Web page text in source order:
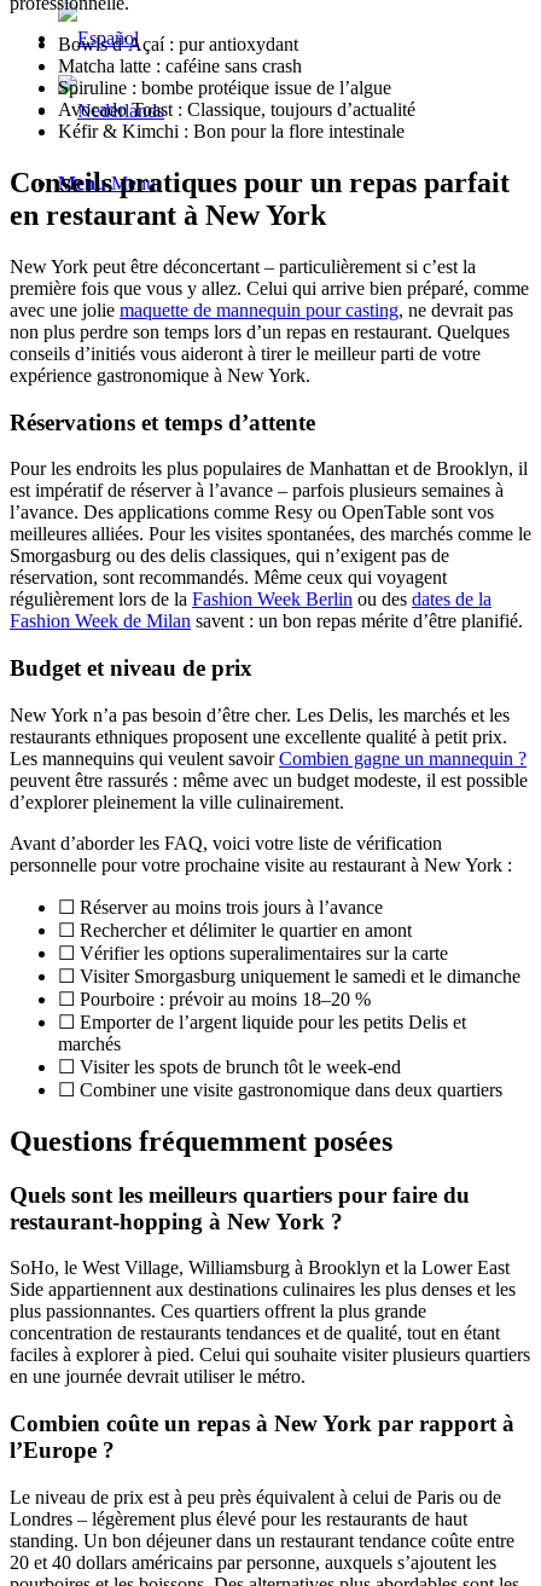
Menu Menu
Bowls d’Açaí : pur antioxydant
Matcha latte : caféine sans crash
Spiruline : bombe protéique issue de l’algue
Avocado Toast : Classique, toujours d’actualité
Kéfir & Kimchi : Bon pour la flore intestinale
Conseils pratiques pour un repas parfait
en restaurant à New York
New York peut être déconcertant – particulièrement si c’est la
première fois que vous y allez. Celui qui arrive bien préparé, comme
avec une jolie maquette de mannequin pour casting, ne devrait pas
non plus perdre son temps lors d’un repas en restaurant. Quelques
conseils d’initiés vous aideront à tirer le meilleur parti de votre
expérience gastronomique à New York.
Réservations et temps d’attente
Pour les endroits les plus populaires de Manhattan et de Brooklyn, il
est impératif de réserver à l’avance – parfois plusieurs semaines à
l’avance. Des applications comme Resy ou OpenTable sont vos
meilleures alliées. Pour les visites spontanées, des marchés comme le
Smorgasburg ou des delis classiques, qui n’exigent pas de
réservation, sont recommandés. Même ceux qui voyagent
régulièrement lors de la Fashion Week Berlin ou des dates de la
Fashion Week de Milan savent : un bon repas mérite d’être planifié.
Budget et niveau de prix
New York n’a pas besoin d’être cher. Les Delis, les marchés et les
restaurants ethniques proposent une excellente qualité à petit prix.
Les mannequins qui veulent savoirCombien gagne un mannequin ?
peuvent être rassurés : même avec un budget modeste, il est possible
d’explorer pleinement la ville culinairement.
Avant d’aborder les FAQ, voici votre liste de vérification
personnelle pour votre prochaine visite au restaurant à New York :
☐ Réserver au moins trois jours à l’avance
☐ Rechercher et délimiter le quartier en amont
☐ Vérifier les options superalimentaires sur la carte
☐ Visiter Smorgasburg uniquement le samedi et le dimanche
☐ Pourboire : prévoir au moins 18–20 %
☐ Emporter de l’argent liquide pour les petits Delis et
marchés
☐ Visiter les spots de brunch tôt le week-end
☐ Combiner une visite gastronomique dans deux quartiers
Questions fréquemment posées
Quels sont les meilleurs quartiers pour faire du
restaurant-hopping à New York ?
SoHo, le West Village, Williamsburg à Brooklyn et la Lower East
Side appartiennent aux destinations culinaires les plus denses et les
plus passionnantes. Ces quartiers offrent la plus grande
concentration de restaurants tendances et de qualité, tout en étant
faciles à explorer à pied. Celui qui souhaite visiter plusieurs quartiers
en une journée devrait utiliser le métro.
Combien coûte un repas à New York par rapport à
l’Europe ?
Le niveau de prix est à peu près équivalent à celui de Paris ou de
Londres – légèrement plus élevé pour les restaurants de haut
standing. Un bon déjeuner dans un restaurant tendance coûte entre
20 et 40 dollars américains par personne, auxquels s’ajoutent les